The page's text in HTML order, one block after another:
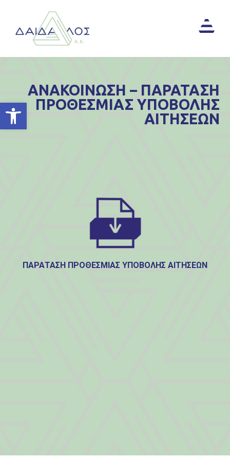
Ανοίξτε τη γραμμή εργαλείων
ΑΝΑΚΟΙΝΩΣΗ – ΠΑΡΑΤΑΣΗ
ΠΡΟΘΕΣΜΙΑΣ ΥΠΟΒΟΛΗΣ
ΑΙΤΗΣΕΩΝ
ΠΑΡΑΤΑΣΗ ΠΡΟΘΕΣΜΙΑΣ ΥΠΟΒΟΛΗΣ ΑΙΤΗΣΕΩΝ